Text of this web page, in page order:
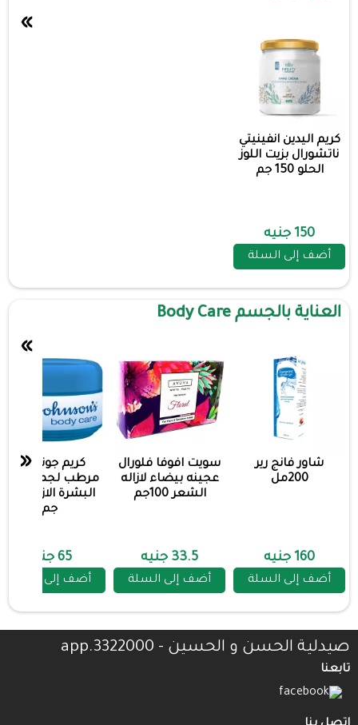
كريم اليدين انفينيتي
ناتشورال بزيت اللوز
الحلو 150 جم
150 جنيه
أضف إلى السلة
»
العناية بالجسم Body Care
شاور فانج رير
200مل
160 جنيه
أضف إلى السلة
سويت افوفا فلورال
عجينه بيضاء لازاله
الشعر 100جم
33.5 جنيه
أضف إلى السلة
كريم جونسون
مرطب لجميع انواع
جم
65 جنيه
أضف إلى السلة
»
«
صيدلية الحسن و الحسين - 3322000.app
تابعنا